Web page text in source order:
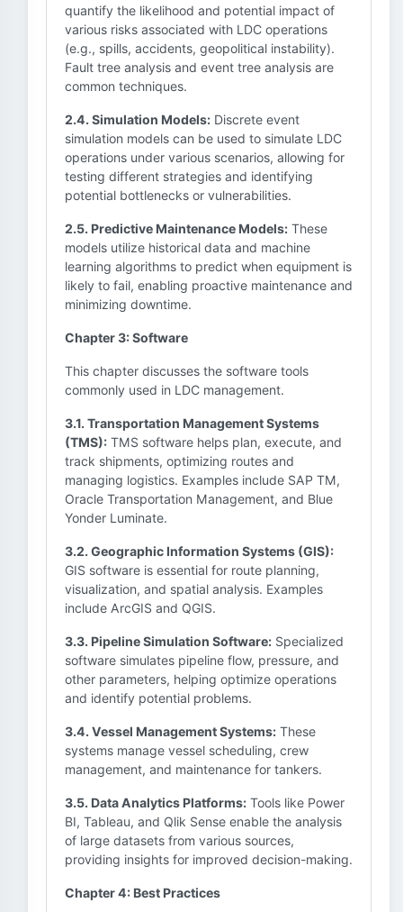
quantify the likelihood and potential impact of
various risks associated with LDC operations
(e.g., spills, accidents, geopolitical instability).
Fault tree analysis and event tree analysis are
common techniques.
2.4. Simulation Models: Discrete event
simulation models can be used to simulate LDC
operations under various scenarios, allowing for
testing different strategies and identifying
potential bottlenecks or vulnerabilities.
2.5. Predictive Maintenance Models: These
models utilize historical data and machine
learning algorithms to predict when equipment is
likely to fail, enabling proactive maintenance and
minimizing downtime.
Chapter 3: Software
This chapter discusses the software tools
commonly used in LDC management.
3.1. Transportation Management Systems
(TMS): TMS software helps plan, execute, and
track shipments, optimizing routes and
managing logistics. Examples include SAP TM,
Oracle Transportation Management, and Blue
Yonder Luminate.
3.2. Geographic Information Systems (GIS):
GIS software is essential for route planning,
visualization, and spatial analysis. Examples
include ArcGIS and QGIS.
3.3. Pipeline Simulation Software: Specialized
software simulates pipeline flow, pressure, and
other parameters, helping optimize operations
and identify potential problems.
3.4. Vessel Management Systems: These
systems manage vessel scheduling, crew
management, and maintenance for tankers.
3.5. Data Analytics Platforms: Tools like Power
BI, Tableau, and Qlik Sense enable the analysis
of large datasets from various sources,
providing insights for improved decision-making.
Chapter 4: Best Practices